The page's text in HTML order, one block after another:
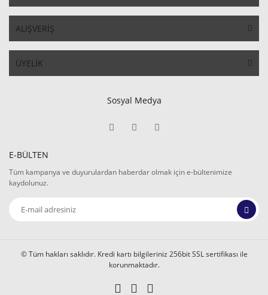
ALIŞVERİŞ
ÜYELİK
Sosyal Medya
E-BÜLTEN
Tüm kampanya ve duyurulardan haberdar olmak için e-bültenimize
kaydolunuz.
© Tüm hakları saklıdır. Kredi kartı bilgileriniz 256bit SSL sertifikası ile
korunmaktadır.